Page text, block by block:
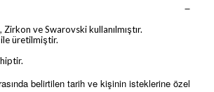
Zirkon ve Swarovski kullanılmıştır.
üretilmiştir.
belirtilen tarih ve kişinin isteklerine özel